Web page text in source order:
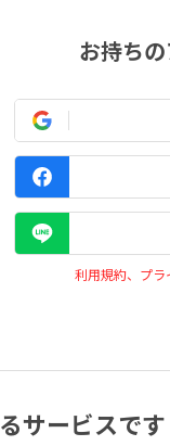
お持ち
利用規約、プ
サービスです